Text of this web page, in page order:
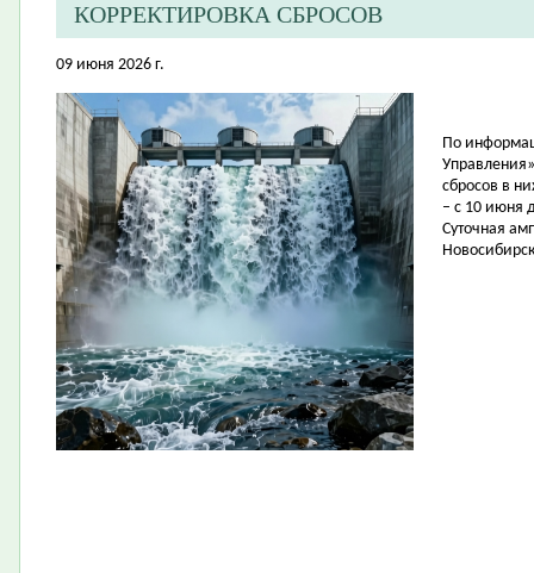
КОРРЕКТИРОВКА СБРОСОВ
09 июня 2026 г.
По
сбросов в
– с 10 июня
Суточная